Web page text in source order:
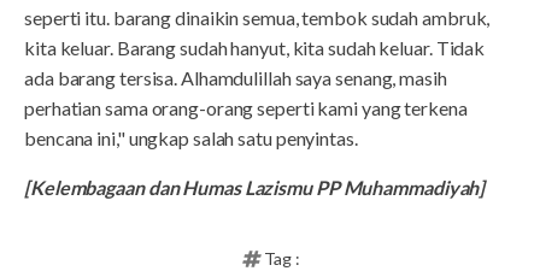
seperti itu. barang dinaikin semua, tembok sudah ambruk,
kita keluar. Barang sudah hanyut, kita sudah keluar. Tidak
ada barang tersisa. Alhamdulillah saya senang, masih
perhatian sama orang-orang seperti kami yang terkena
bencana ini," ungkap salah satu penyintas.
[Kelembagaan dan Humas Lazismu PP Muhammadiyah]
Tag :